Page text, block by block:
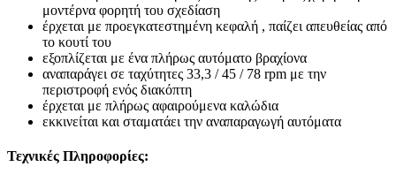
μοντέρνα φορητή του σχεδίαση
έρχεται με προεγκατεστημένη κεφαλή , παίζει απευθείας από
το κουτί του
εξοπλίζεται με ένα πλήρως αυτόματο βραχίονα
αναπαράγει σε ταχύτητες 33,3 / 45 / 78 rpm με την
περιστροφή ενός διακόπτη
έρχεται με πλήρως αφαιρούμενα καλώδια
εκκινείται και σταματάει την αναπαραγωγή αυτόματα
Τεχνικές Πληροφορίες: